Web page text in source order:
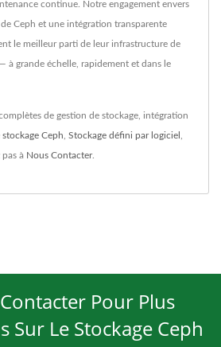
continue. Notre engagement envers
Ceph et une intégration transparente
le meilleur parti de leur infrastructure de
à grande échelle, rapidement et dans le
de gestion de stockage, intégration
Ceph Stockage défini par logiciel
pas à Nous Contacter.
Pour Plus
Le Stockage Ceph